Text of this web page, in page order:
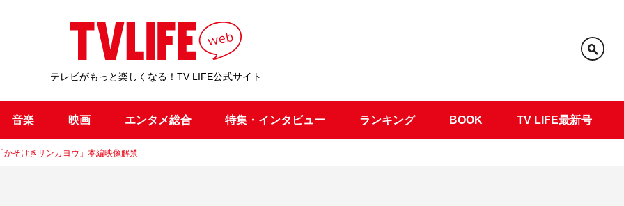
テレビがもっと楽しくなる！TV LIFE公式サイト
音楽 映画 エンタメ総合 特集・インタビュー ランキング BOOK TV LIFE最新号
そけきサンカヨウ」本編映像解禁